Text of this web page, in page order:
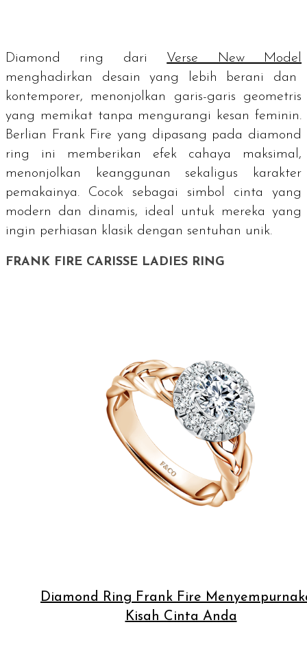
Diamond ring dari Verse New Model
menghadirkan desain yang lebih berani dan
kontemporer, menonjolkan garis-garis geometris
yang memikat tanpa mengurangi kesan feminin.
Berlian Frank Fire yang dipasang pada diamond
ring ini memberikan efek cahaya maksimal,
menonjolkan keanggunan sekaligus karakter
pemakainya. Cocok sebagai simbol cinta yang
modern dan dinamis, ideal untuk mereka yang
ingin perhiasan klasik dengan sentuhan unik.
FRANK FIRE CARISSE LADIES RING
Diamond Ring Frank Fire
Kisah Cinta Anda